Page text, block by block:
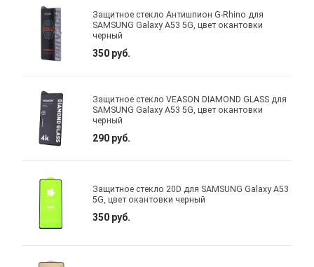
Защитное стекло Антишпион G-Rhino для
SAMSUNG Galaxy A53 5G, цвет окантовки
черный
350 руб.
Защитное стекло VEASON DIAMOND GLASS для
SAMSUNG Galaxy A53 5G, цвет окантовки
черный
290 руб.
Защитное стекло 20D для SAMSUNG Galaxy A53
5G, цвет окантовки черный
350 руб.